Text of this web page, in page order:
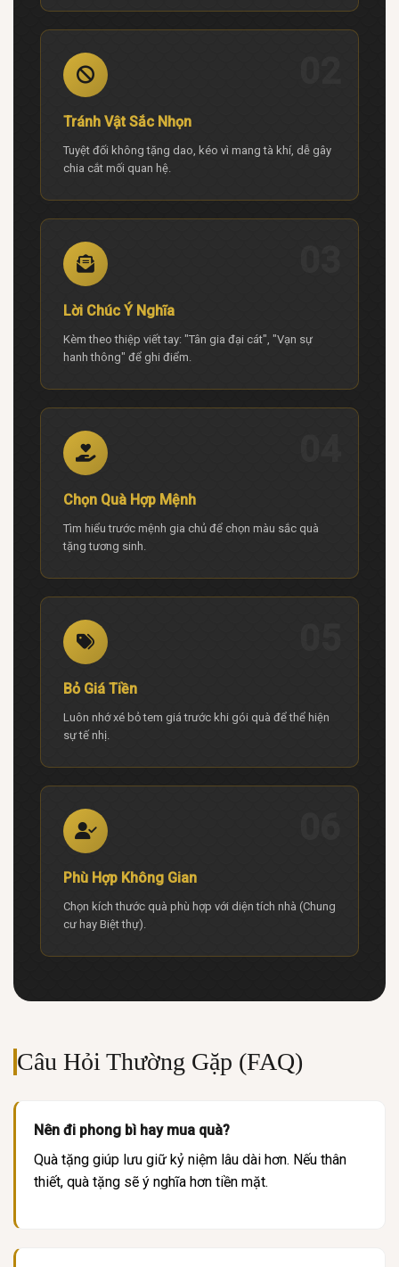
Tránh Vật Sắc Nhọn
Tuyệt đối không tặng dao, kéo vì mang tà khí, dễ gây
chia cắt mối quan hệ.
Lời Chúc Ý Nghĩa
Kèm theo thiệp viết tay: "Tân gia đại cát", "Vạn sự
hanh thông" để ghi điểm.
Chọn Quà Hợp Mệnh
Tìm hiểu trước mệnh gia chủ để chọn màu sắc quà
tặng tương sinh.
Bỏ Giá Tiền
Luôn nhớ xé bỏ tem giá trước khi gói quà để thể hiện
sự tế nhị.
Phù Hợp Không Gian
Chọn kích thước quà phù hợp với diện tích nhà (Chung
cư hay Biệt thự).
Câu Hỏi Thường Gặp (FAQ)
Nên đi phong bì hay mua quà?
Quà tặng giúp lưu giữ kỷ niệm lâu dài hơn. Nếu thân
thiết, quà tặng sẽ ý nghĩa hơn tiền mặt.